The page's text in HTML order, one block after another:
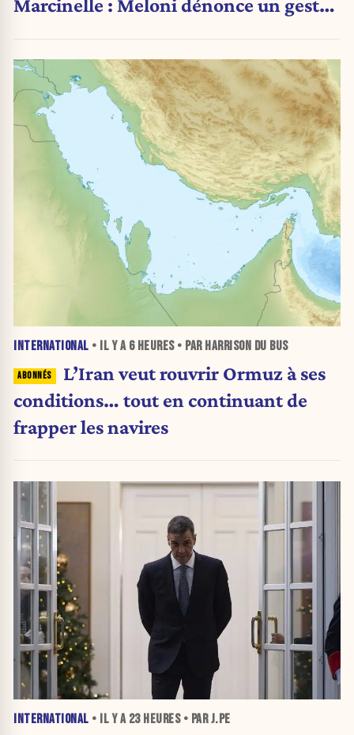
Marcinelle : Meloni dénonce un geste
INTERNATIONAL • IL Y A 6 HEURES• PAR HARRISON DU BUS
L’Iran veut rouvrir Ormuz à ses
conditions… tout en continuant de
frapper les navires
INTERNATIONAL • IL Y A 23 HEURES• PAR J.PE